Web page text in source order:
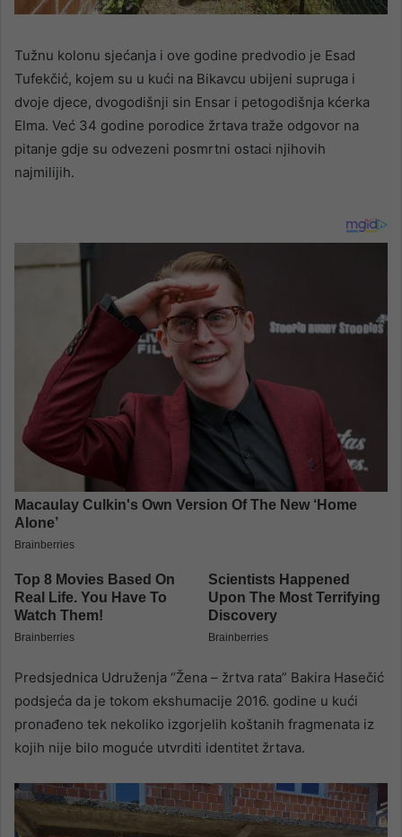
Tužnu kolonu sjećanja i ove godine predvodio je Esad
Tufekčić, kojem su u kući na Bikavcu ubijeni supruga i
dvoje djece, dvogodišnji sin Ensar i petogodišnja kćerka
Elma. Već 34 godine porodice žrtava traže odgovor na
pitanje gdje su odvezeni posmrtni ostaci njihovih
najmilijih.
Predsjednica Udruženja “Žena – žrtva rata” Bakira Hasečić
podsjeća da je tokom ekshumacije 2016. godine u kući
pronađeno tek nekoliko izgorjelih koštanih fragmenata iz
kojih nije bilo moguće utvrditi identitet žrtava.